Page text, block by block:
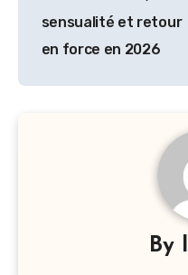
sensualité et retour
en force en 2026
By